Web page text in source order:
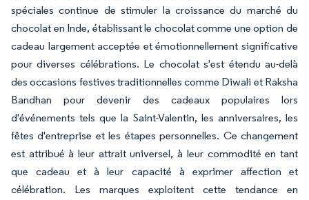
spéciales continue de stimuler la croissance du marché du
chocolat en Inde, établissant le chocolat comme une option de
cadeau largement acceptée et émotionnellement significative
pour diverses célébrations. Le chocolat s'est étendu au-delà
des occasions festives traditionnelles comme Diwali et Raksha
Bandhan pour devenir des cadeaux populaires lors
d'événements tels que la Saint-Valentin, les anniversaires, les
fêtes d'entreprise et les étapes personnelles. Ce changement
est attribué à leur attrait universel, à leur commodité en tant
que cadeau et à leur capacité à exprimer affection et
célébration. Les marques exploitent cette tendance en